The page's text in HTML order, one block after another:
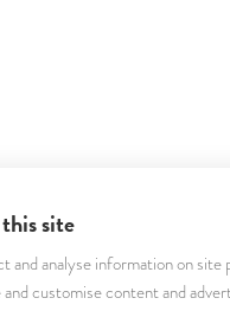
site
and analyse information on
customise content and